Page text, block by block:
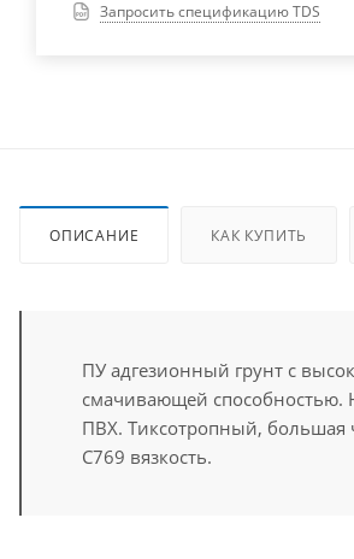
Запросить спецификацию TDS
ОПИСАНИЕ КАК КУПИТЬ
ПУ адгезионный грунт с
смачивающей способностью.
ПВХ. Тиксотропный, большая
С769 вязкость.